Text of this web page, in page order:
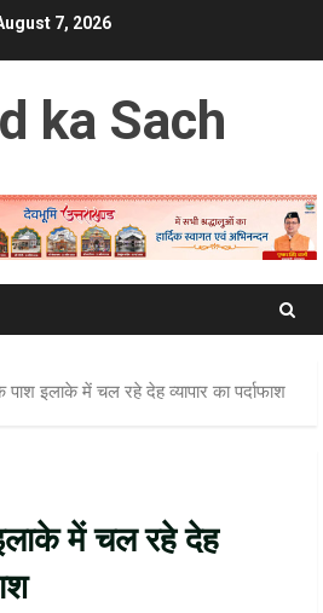
7, 2026
ka Sach
के पाश इलाके में चल रहे देह व्यापार का पर्दाफाश
में चल रहे देह